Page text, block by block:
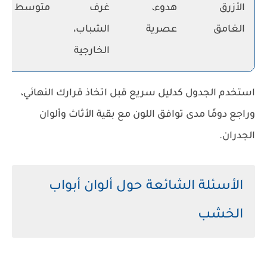
الأزرق
الغامق
هدوء،
عصرية
غرف
الشباب،
الخارجية
متوسط
استخدم الجدول كدليل سريع قبل اتخاذ قرارك النهائي،
وراجع دومًا مدى توافق اللون مع بقية الأثاث وألوان
الجدران.
الأسئلة الشائعة حول ألوان أبواب
الخشب